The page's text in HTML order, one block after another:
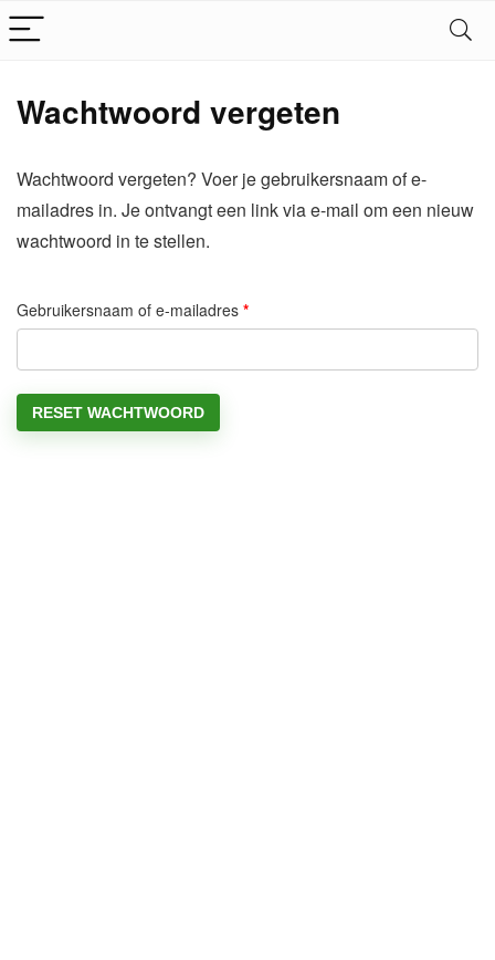
Wachtwoord vergeten
Wachtwoord vergeten? Voer je gebruikersnaam of e-
mailadres in. Je ontvangt een link via e-mail om een nieuw
wachtwoord in te stellen.
Gebruikersnaam of e-mailadres *
RESET WACHTWOORD